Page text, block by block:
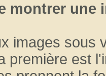
montrer une
images sous
première est